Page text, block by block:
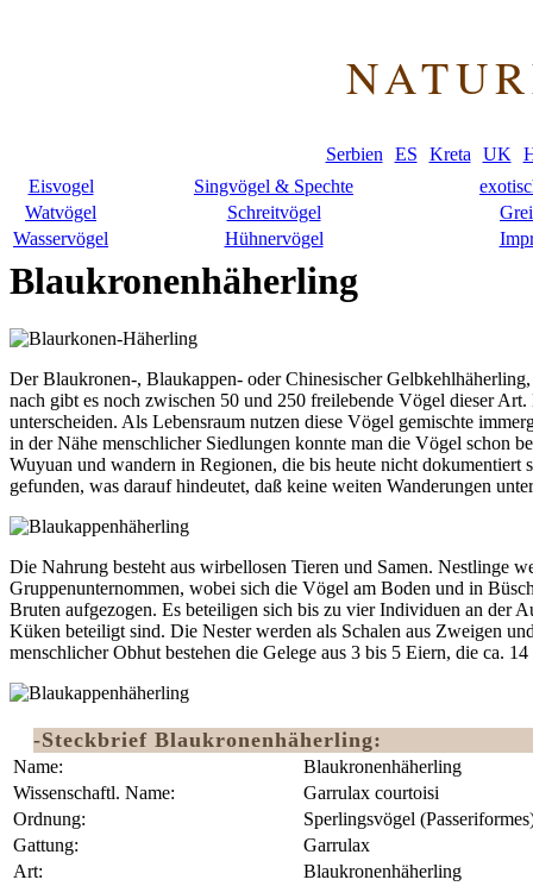
Serbien ES Kreta UK
Eisvogel
Singvögel & Spechte
Watvögel
Schreitvögel
Wasservögel
Hühnervögel
Blaukronenhäherling
Der Blaukronen-, Blaukappen- oder Chinesischer
nach gibt es noch zwischen 50 und 250 freilebende Vögel dieser
unterscheiden. Als Lebensraum nutzen diese Vögel gemischte
in der Nähe menschlicher Siedlungen konnte man die Vögel schon
Wuyuan und wandern in Regionen, die bis heute nicht
gefunden, was darauf hindeutet, daß keine weiten Wanderungen
Die Nahrung besteht aus wirbellosen Tieren und Samen. Nestlinge
Gruppenunternommen, wobei sich die Vögel am Boden und in
Bruten aufgezogen. Es beteiligen sich bis zu vier Individuen an der
Küken beteiligt sind. Die Nester werden als Schalen aus Zweigen
menschlicher Obhut bestehen die Gelege aus 3 bis 5 Eiern, die ca.
-Steckbrief Blaukronenhäherling:
Name:
Blaukronenhäherling
Wissenschaftl. Name:
Garrulax courtoisi
Ordnung:
Sperlingsvögel
Gattung:
Garrulax
Art:
Blaukronenhäherling